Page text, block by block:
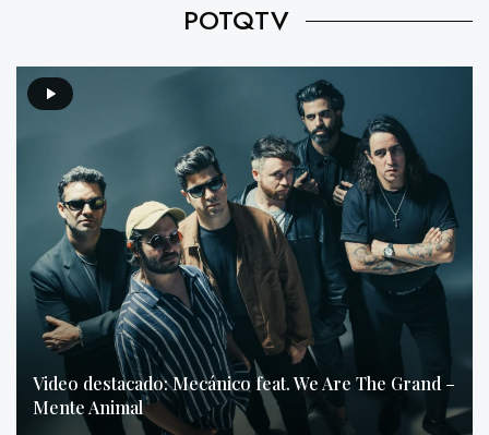
POTQTV
Video destacado: Mecánico feat. We Are The Grand –
Mente Animal